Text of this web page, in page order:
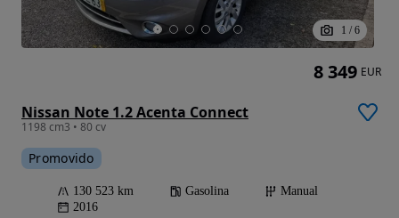
1 / 6
Nissan Note 1.2 Acenta Connect
1198 cm3 • 80 cv
Promovido
130 523 km Gasolina
Manual
2016
8 349 EUR